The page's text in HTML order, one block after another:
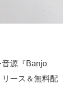
音源『Banjo
ース＆無料配